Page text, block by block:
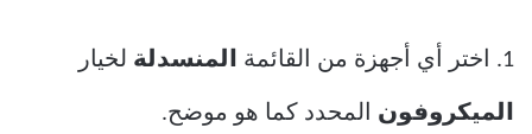
1. اختر أي أجهزة من القائمة المنسدلة لخيار
الميكروفون المحدد كما هو موضح.